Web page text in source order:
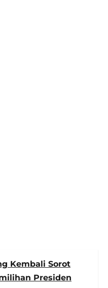
Kembali Sorot
Presiden